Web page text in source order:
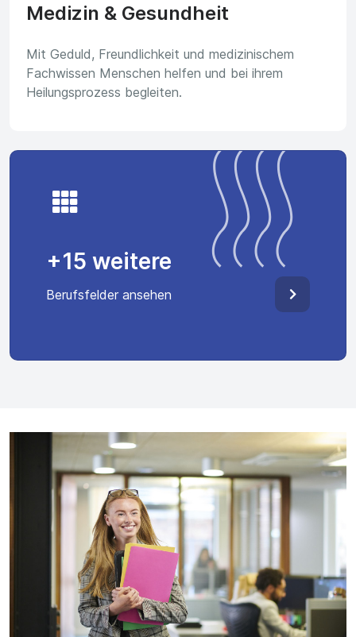
Medizin & Gesundheit
Mit Geduld, Freundlichkeit und medizinischem
Fachwissen Menschen helfen und bei ihrem
Heilungsprozess begleiten.
+15 weitere
Berufsfelder ansehen